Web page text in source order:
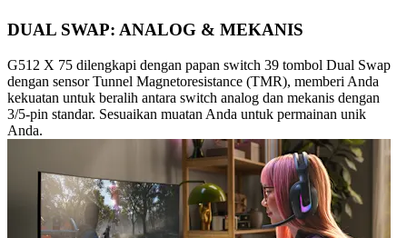
DUAL SWAP: ANALOG & MEKANIS
G512 X 75 dilengkapi dengan papan switch 39 tombol Dual Swap
dengan sensor Tunnel Magnetoresistance (TMR), memberi Anda
kekuatan untuk beralih antara switch analog dan mekanis dengan
3/5-pin standar. Sesuaikan muatan Anda untuk permainan unik
Anda.